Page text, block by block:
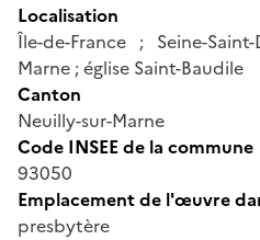
Localisation
Île-de-France ; Seine-
Marne ; église Saint-Baudile
Canton
Neuilly-sur-Marne
Code INSEE de la commune
93050
Emplacement de l'œuvre
presbytère